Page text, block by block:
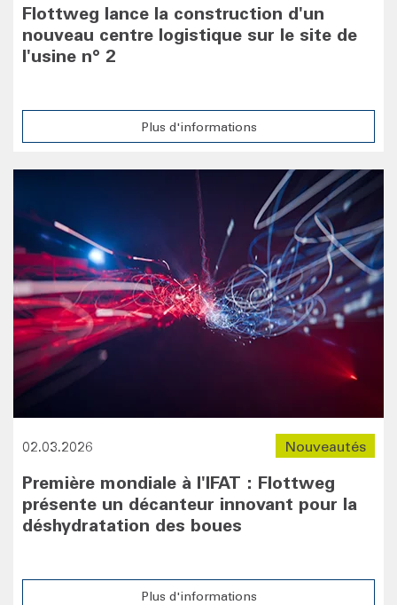
Flottweg lance la construction d'un
nouveau centre logistique sur le site de
l'usine n° 2
Plus d'informations
Nouveautés
02.03.2026
Première mondiale à l'IFAT : Flottweg
présente un décanteur innovant pour la
déshydratation des boues
Plus d'informations